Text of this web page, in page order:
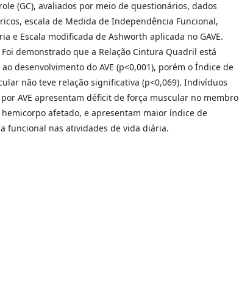
(GC), avaliados por meio de questionários, dados
escala de Medida de Independência Funcional,
e Escala modificada de Ashworth aplicada no GAVE.
Foi demonstrado que a Relação Cintura Quadril está
desenvolvimento do AVE (p<0,001), porém o Índice de
não teve relação significativa (p<0,069). Indivíduos
AVE apresentam déficit de força muscular no membro
afetado, e apresentam maior índice de
funcional nas atividades de vida diária.